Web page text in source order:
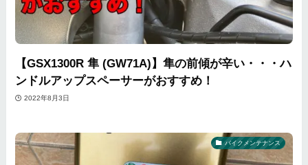
【GSX1300R 隼 (GW71A)】隼の前傾が辛い・・・ハ
ンドルアップスペーサーがおすすめ！
2022年8月3日
バイクメンテナンス